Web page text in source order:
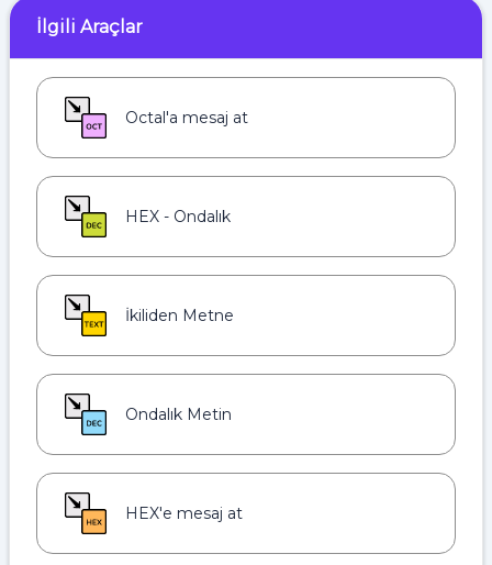
İlgili Araçlar
Octal'a mesaj at
HEX - Ondalık
İkiliden Metne
Ondalık Metin
HEX'e mesaj at